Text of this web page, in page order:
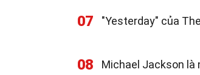
07 "Yesterday" của
08
Michael Jackson là